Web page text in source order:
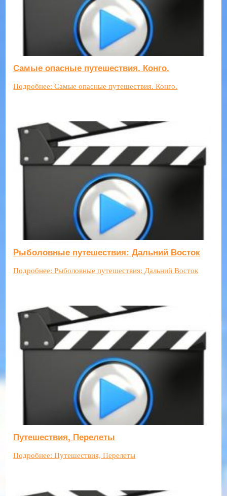
Самые опасные путешествия. Конго.
Подробнее: Самые опасные путешествия. Конго.
Рыболовные путешествия: Дальний Восток
Подробнее: Рыболовные путешествия: Дальний Восток
Путешествия, Перелеты
Подробнее: Путешествия, Перелеты